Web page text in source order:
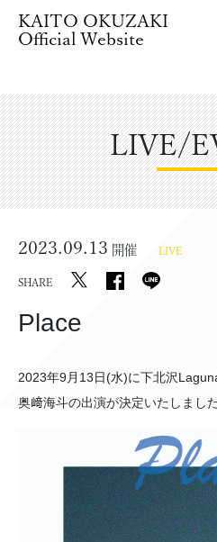
KAITO OKUZAKI
Official Website
LIVE/
2023.09.13 開催 LIVE
SHARE
Place
2023年9月13日(水)に下北沢
奥﨑海斗の出演が決定いたしました